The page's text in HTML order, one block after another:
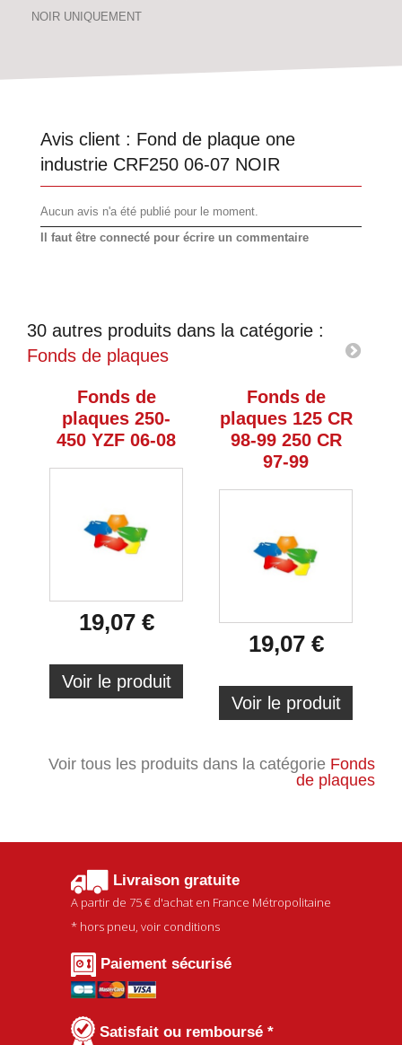
NOIR UNIQUEMENT
Avis client : Fond de plaque one
industrie CRF250 06-07 NOIR
Aucun avis n'a été publié pour le moment.
Il faut être connecté pour écrire un commentaire
30 autres produits dans la catégorie :
Fonds de plaques
Fonds de
plaques 250-
450 YZF 06-08
19,07 €
Voir le produit
Fonds de
plaques 125 CR
98-99 250 CR
97-99
19,07 €
Voir le produit
Voir tous les produits dans la catégorie Fonds
de plaques
Livraison gratuite
A partir de 75 € d'achat en France Métropolitaine
* hors pneu, voir conditions
Paiement sécurisé
Satisfait ou remboursé *